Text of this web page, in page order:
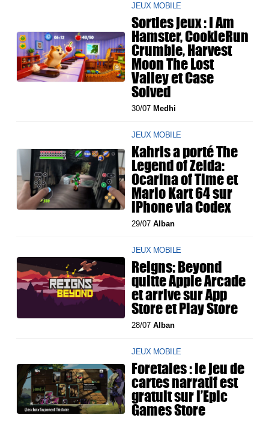
JEUX MOBILE
Sorties jeux : I Am
Hamster, CookieRun
Crumble, Harvest
Moon The Lost
Valley et Case
Solved
30/07 Medhi
JEUX MOBILE
Kahris a porté The
Legend of Zelda:
Ocarina of Time et
Mario Kart 64 sur
iPhone via Codex
29/07Alban
JEUX MOBILE
Reigns: Beyond
quitte Apple Arcade
et arrive sur App
Store et Play Store
28/07Alban
JEUX MOBILE
Foretales : le jeu de
cartes narratif est
gratuit sur l’Epic
Games Store